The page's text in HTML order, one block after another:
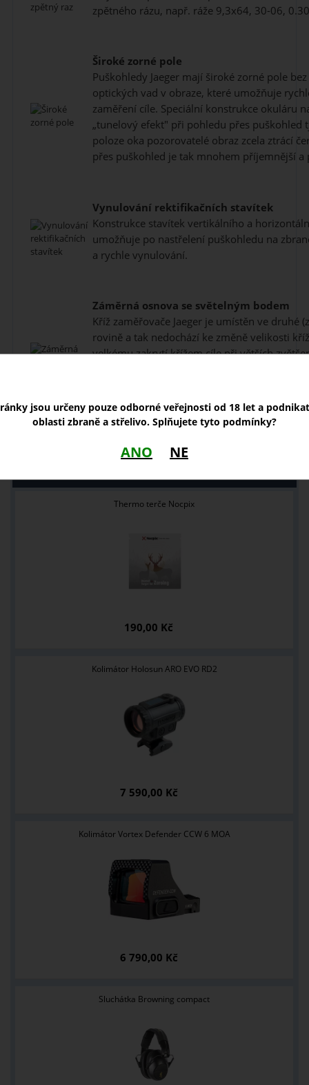
zpětného rázu, např. ráže 9,3x64, 30-06,
Široké zorné pole
Puškohledy Jaeger mají široké zorné pole
optických vad v obraze, které umožňuje
zaměření cíle. Speciální konstrukce okuláru
„tunelový efekt" při pohledu přes puškohled
poloze oka pozorovatelé obraz zcela ztrácí
přes puškohled je tak mnohem příjemnější a
Vynulování rektifikačních stavítek
Konstrukce stavítek vertikálního a
umožňuje po nastřelení puškohledu na
a rychle vynulování.
Záměrná osnova se světelným bodem
Kříž zaměřovače Jaeger je umístěn ve druhé
rovině a tak nedochází ke změně velikosti
velkému zakrytí křížem cíle při větších
použití puškohledu. Pro rychlé zapnutí nebo
ovladáč má mezipolohy se stavem „vypnuto".
Thermo terče Nocpix
190,00 Kč
Kolimátor Holosun ARO EVO RD2
7 590,00 Kč
Kolimátor Vortex Defender CCW 6 MOA
6 790,00 Kč
Sluchátka Browning compact
jsou určeny pouze odborné veřejnosti od 18 let a
oblasti zbraně a střelivo. Splňujete tyto podmínky?
ANO NE